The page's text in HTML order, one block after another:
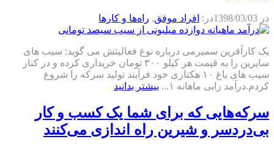
در 1398/03/03در: افراد موفق, راه‌ها و كارها
یک کارآفرین سمیرمی درباره نوع فعالیتش می گوید: سیب های
سایرین را به قیمت هر کیلو ۳۰۰ تومان خریداری کرده و در کنار
سیب های باغ ۱۰ هکتاری خود فرآیند تولید سرکه را شروع
کردم.درآمد زایی ماهانه ۱...
بیشتر بدانید
سرکه‌هایی که برای شما یک کسب و کار
بی‌دردسر و شیرین راه اندازی می‌کنند